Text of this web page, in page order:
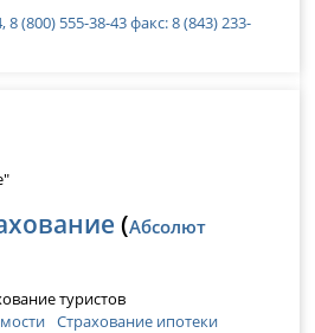
8 (800) 555-38-43 факс: 8 (843) 233-
(Абсолют
туристов
Страхование ипотеки